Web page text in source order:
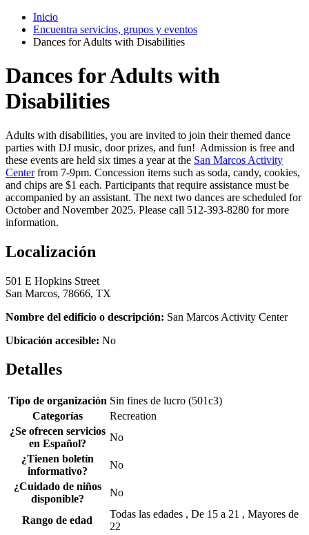
Inicio
Encuentra servicios, grupos y eventos
Dances for Adults with Disabilities
Dances for Adults with
Disabilities
Adults with disabilities, you are invited to join their themed dance
parties with DJ music, door prizes, and fun! Admission is free and
these events are held six times a year at the San Marcos Activity
Centerfrom 7-9pm. Concession items such as soda, candy, cookies,
and chips are $1 each. Participants that require assistance must be
accompanied by an assistant. The next two dances are scheduled for
October and November 2025. Please call 512-393-8280 for more
information.
Localización
501 E Hopkins Street
San Marcos, 78666, TX
Nombre del edificio o descripción: San Marcos Activity Center
Ubicación accesible: No
Detalles
Tipo de organización Sin fines de lucro (501c3)
Categorías
Recreation
¿Se ofrecen servicios
en Español?
No
¿Tienen boletín
informativo?
No
¿Cuidado de niños
disponible?
No
Rango de edad
Todas las edades , De 15 a 21 , Mayores de
22